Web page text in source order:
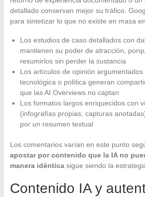
detallado conservan mejor su tráfico.
para sintetizar lo que no existe en masa
Los estudios de caso detallados con
mantienen su poder de atracción,
resumirlos sin perder la sustancia
Los artículos de opinión
tecnológica o política generan
que las AI Overviews no captan
Los formatos largos enriquecidos con
(infografías propias, capturas
por un resumen textual
Los comentarios varían en este punto
apostar por contenido que la IA no
manera idénticasigue siendo la
Contenido IA y